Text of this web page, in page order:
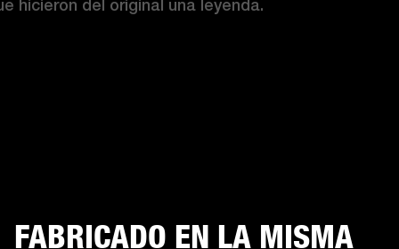
hicieron del original una leyenda.
FABRICADO EN LA MISMA